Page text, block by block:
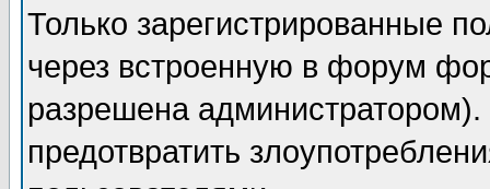
Только зарегистрированные
через встроенную в форум
разрешена
предотвратить